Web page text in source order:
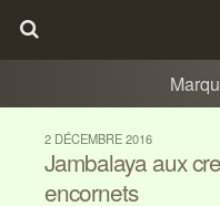
2 DÉCEMBRE 2016
Jambalaya aux
encornets